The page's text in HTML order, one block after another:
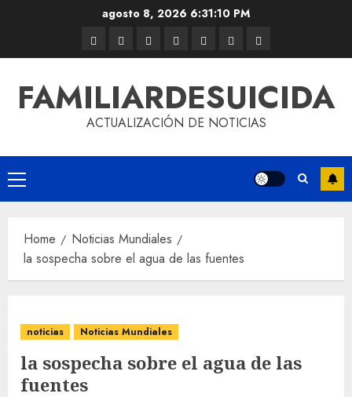
agosto 8, 2026 6:31:10 PM
FAMILIARDESUICIDA
ACTUALIZACIÓN DE NOTICIAS
Home
Noticias Mundiales
la sospecha sobre el agua de las fuentes
noticias Noticias Mundiales
la sospecha sobre el agua de las
fuentes